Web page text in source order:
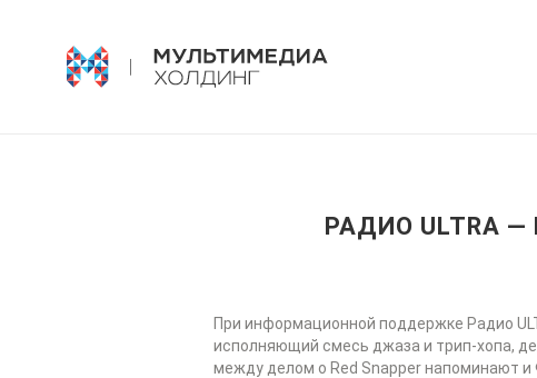
РАДИО ULTRA
При информационной поддержке Радио
исполняющий смесь джаза и трип-хопа,
между делом о Red Snapper напоминают